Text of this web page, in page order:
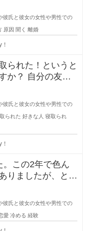
彼氏と彼女の女性や男性での
原因 聞く 離婚
られた！というと
の友達
彼氏と彼女の女性や男性での
取られた 好きな人 寝取られ
。この2年で色ん
りましたが、とに
れる
彼氏と彼女の女性や男性での
愛 冷める 経験